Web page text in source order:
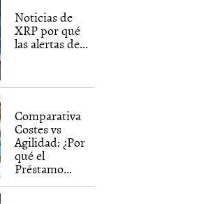
Noticias de
XRP por qué
las alertas de...
Comparativa
Costes vs
Agilidad: ¿Por
qué el
Préstamo...